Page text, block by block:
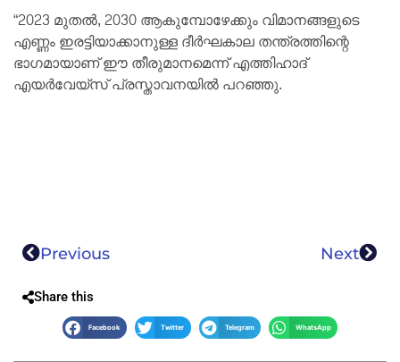
“2023 മുതൽ, 2030 ആകുമ്പോഴേക്കും വിമാനങ്ങളുടെ
എണ്ണം ഇരട്ടിയാക്കാനുള്ള ദീർഘകാല തന്ത്രത്തിന്റെ
ഭാഗമായാണ് ഈ തീരുമാനമെന്ന് എത്തിഹാദ്
എയർവേയ്‌സ് പ്രസ്താവനയിൽ പറഞ്ഞു.
Previous Next
Share this
Facebook Twitter Telegram WhatsApp